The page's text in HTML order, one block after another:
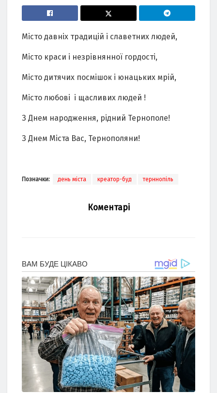
Місто давніх традицій і славетних людей,
Місто краси і незрівнянної гордості,
Місто дитячих посмішок і юнацьких мрій,
Місто любові і щасливих людей !
З Днем народження, рідний Тернополе!
З Днем Міста Вас, Тернополяни!
Позначки: день міста креатор-буд терннопіль
Коментарі